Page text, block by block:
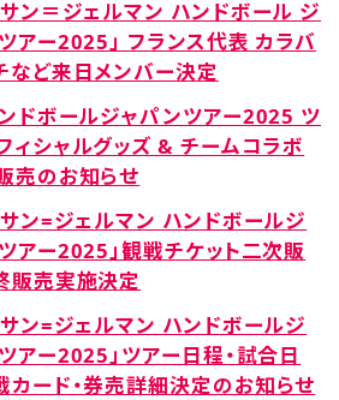
サン＝ジェルマン ハンドボール ジ
アー2025」 フランス代表 カラバ
など来日メンバー決定
ドボールジャパンツアー2025 ツ
ィシャルグッズ & チームコラボ
売のお知らせ
サン=ジェルマン ハンドボールジ
アー2025」観戦チケット二次販
販売実施決定
サン=ジェルマン ハンドボールジ
アー2025」ツアー日程・試合日
カード・券売詳細決定のお知らせ